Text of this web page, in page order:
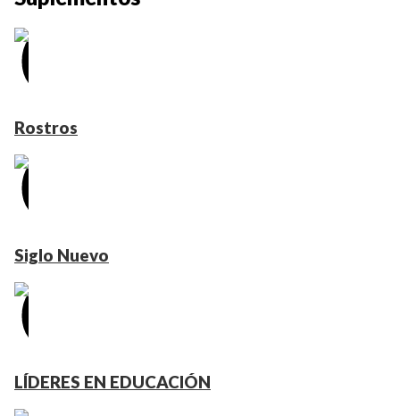
Rostros
Siglo Nuevo
LÍDERES EN EDUCACIÓN